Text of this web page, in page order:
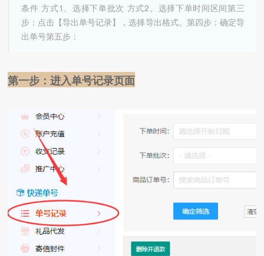
条件 方式1、选择下单批次 方式2、选择下单时间区间第三
步：点击【导出单号记录】，选择导出格式。第四步：确定导
出单号第五步：
第一步：进入单号记录页面